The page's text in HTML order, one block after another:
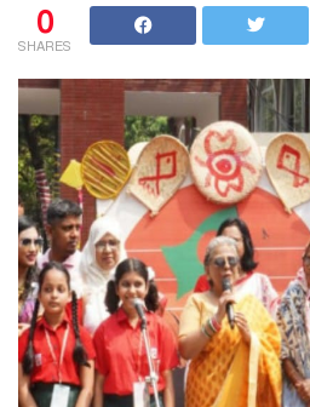
0
SHARES